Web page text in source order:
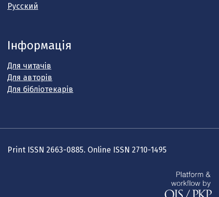
Русский
Інформація
Для читачів
Для авторів
Для бібліотекарів
Print ISSN 2663-0885. Online ISSN 2710-1495